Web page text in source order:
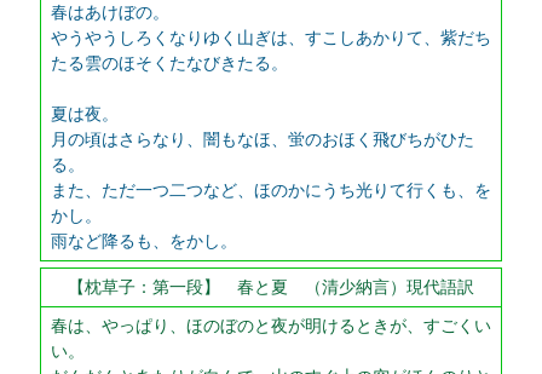
春はあけぼの。
やうやうしろくなりゆく山ぎは、すこしあかりて、紫だち
たる雲のほそくたなびきたる。
夏は夜。
月の頃はさらなり、闇もなほ、蛍のおほく飛びちがひた
る。
また、ただ一つ二つなど、ほのかにうち光りて行くも、を
かし。
雨など降るも、をかし。
【枕草子：第一段】 春と夏 （清少納言）現代語訳
春は、やっぱり、ほのぼのと夜が明けるときが、すごくい
い。